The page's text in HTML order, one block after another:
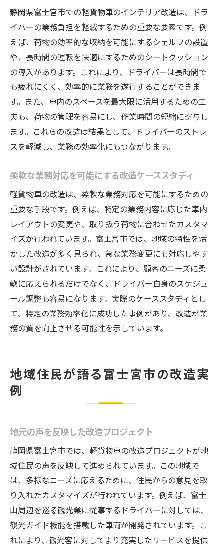
静岡県富士宮市での軽貨物車のインテリア改造は、ドラ
イバーの業務負担を軽減するための重要な要素です。例
えば、荷物の効率的な収納を可能にするシェルフの設置
や、長時間の運転を快適にするためのシートクッション
の導入があります。これにより、ドライバーは長時間で
も疲れにくく、効率的に業務を遂行することができま
す。また、車内のスペースを最大限に活用するための工
夫も、荷物の管理を容易にし、作業時間の短縮に寄与し
ます。これらの改造は結果として、ドライバーのストレ
スを軽減し、業務の効率化にもつながります。
柔軟な業務対応を可能にする改造ケーススタディ
軽貨物車の改造は、柔軟な業務対応を可能にするための
重要な手段です。例えば、特定の業務内容に応じた車内
レイアウトの変更や、取り扱う荷物に合わせたカスタマ
イズが行われています。富士宮市では、地域の特性を活
かした改造が多く見られ、急な業務変更にも対応しやす
い設計がされています。これにより、顧客のニーズに柔
軟に応えられるだけでなく、ドライバー自身のスケジュ
ール調整も容易になります。実際のケーススタディとし
て、特定の業務効率化に成功した事例があり、改造が業
務の質を向上させる可能性を示しています。
地域住民が語る富士宮市の改造実
例
地元の声を反映した改造プロジェクト
静岡県富士宮市では、軽貨物車の改造プロジェクトが地
域住民の声を反映して進められています。この地域で
は、多様なニーズに応えるために、住民からの意見を取
り入れたカスタマイズが行われています。例えば、富士
山周辺を巡る観光業に従事するドライバーに対しては、
観光ガイド機能を搭載した車両が開発されています。こ
れにより、観光客に対してより充実したサービスを提供